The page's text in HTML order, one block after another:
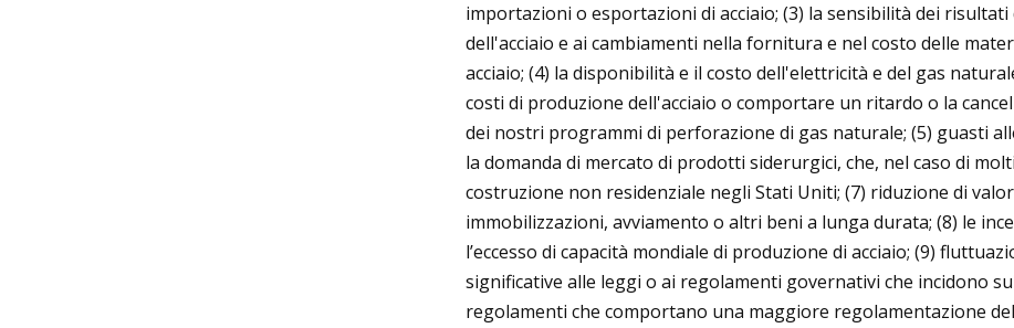
importazioni o esportazioni di acciaio; (3) la sensibilità dei
dell'acciaio e ai cambiamenti nella fornitura e nel costo delle
acciaio; (4) la disponibilità e il costo dell'elettricità e del gas
costi di produzione dell'acciaio o comportare un ritardo o la
dei nostri programmi di perforazione di gas naturale; (5) guasti
la domanda di mercato di prodotti siderurgici, che, nel caso di
costruzione non residenziale negli Stati Uniti; (7) riduzione di
immobilizzazioni, avviamento o altri beni a lunga durata; (8) le
l’eccesso di capacità mondiale di produzione di acciaio; (9)
significative alle leggi o ai regolamenti governativi che incidono
regolamenti che comportano una maggiore regolamentazione